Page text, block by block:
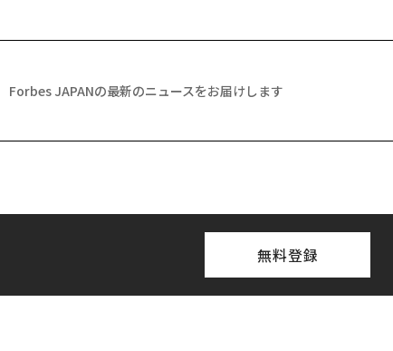
Forbes JAPANの最新のニュースをお届けします
無料登録